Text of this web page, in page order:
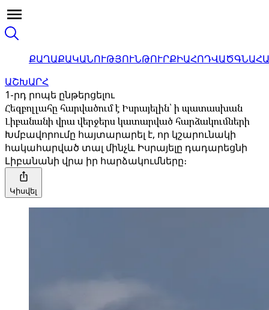
ՔԱՂԱՔԱԿԱՆՈՒԹՅՈՒՆԹՈՒՐՔԻԱՀՈԴՎԱԾ
ԱՇԽԱՐՀ
1-րդ րոպե ընթերցելու
Հեզբոլլահը հարվածում է Իսրայելին՝ ի պատասխան
Լիբանանի վրա վերջերս կատարված հարձակումների
Խմբավորումը հայտարարել է, որ կշարունակի
հակահարված տալ մինչև Իսրայելը դադարեցնի
Լիբանանի վրա իր հարձակումները։
Կիսվել